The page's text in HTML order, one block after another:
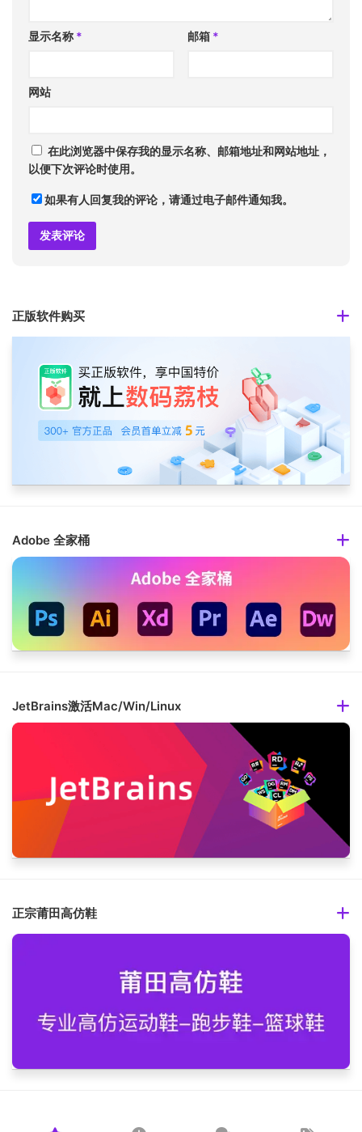
显示名称 * 邮箱 *
网站
在此浏览器中保存我的显示名称、邮箱地址和网站地址，
以便下次评论时使用。
如果有人回复我的评论，请通过电子邮件通知我。
正版软件购买
Adobe 全家桶
JetBrains激活Mac/Win/Linux
正宗莆田高仿鞋